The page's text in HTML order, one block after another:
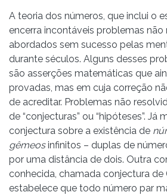
A teoria dos números, que inclui o
encerra incontáveis problemas não
abordados sem sucesso pelas
durante séculos. Alguns desses
são asserções matemáticas que
provadas, mas em cuja correção
de acreditar. Problemas não
de “conjecturas” ou “hipóteses”. Já
conjectura sobre a existência de
gêmeosinfinitos – duplas de
por uma distância de dois. Outra
conhecida, chamada conjectura de
estabelece que todo número par